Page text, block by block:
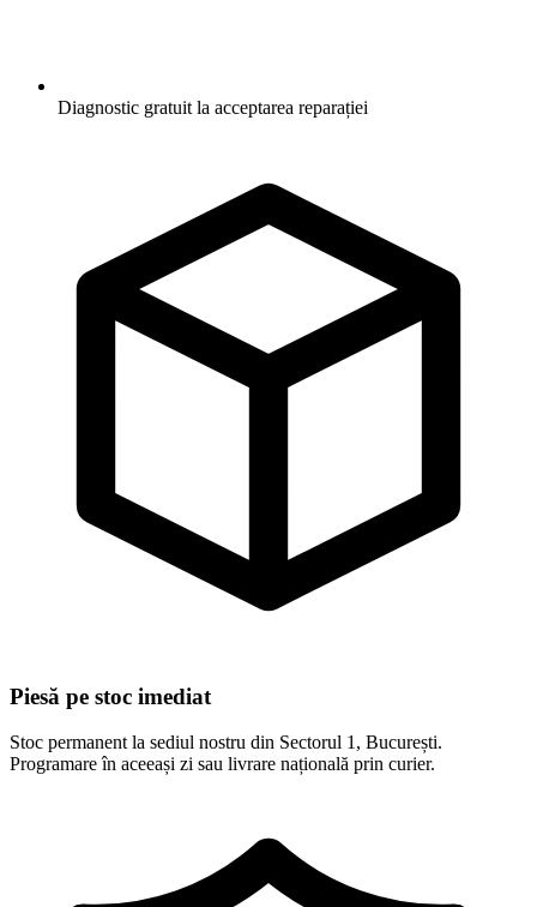
Diagnostic gratuit la acceptarea reparației
Piesă pe stoc imediat
Stoc permanent la sediul nostru din Sectorul 1, București.
Programare în aceeași zi sau livrare națională prin curier.